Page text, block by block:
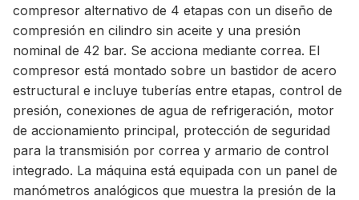
compresor alternativo de 4 etapas con un diseño de
compresión en cilindro sin aceite y una presión
nominal de 42 bar. Se acciona mediante correa. El
compresor está montado sobre un bastidor de acero
estructural e incluye tuberías entre etapas, control de
presión, conexiones de agua de refrigeración, motor
de accionamiento principal, protección de seguridad
para la transmisión por correa y armario de control
integrado. La máquina está equipada con un panel de
manómetros analógicos que muestra la presión de la